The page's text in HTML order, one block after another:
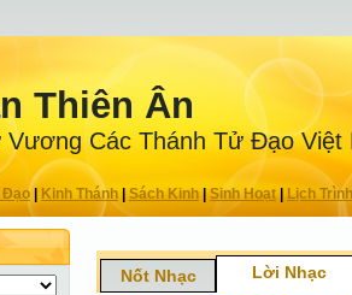
Thiên Ân
Các Thánh Tử Ðạo Việt
Ðạo| Kinh Thánh Sách Kinh|Sinh Hoạt| Lịch Trình
Nốt Nhạc Lời Nhạc